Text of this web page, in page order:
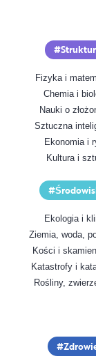
Fizyka i
Chemia i
Nauki o
Sztuczna
Ekonomia i
Kultura i
Ekologia i
Ziemia, woda,
Kości i
Katastrofy i
Rośliny,